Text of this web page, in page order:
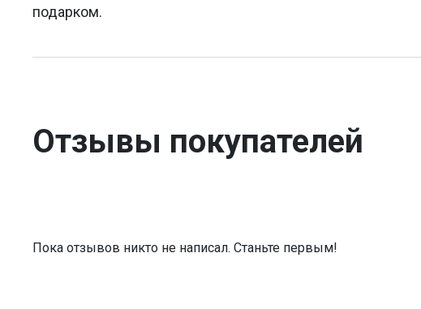
подарком.
Отзывы покупателей
Пока отзывов никто не написал. Станьте первым!